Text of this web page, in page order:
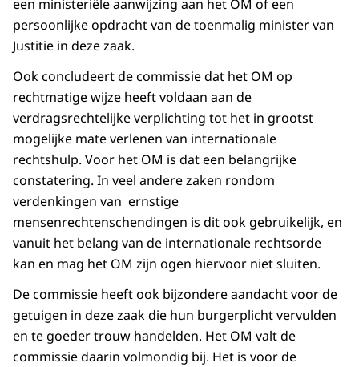
een ministeriële aanwijzing aan het OM of een
persoonlijke opdracht van de toenmalig minister van
Justitie in deze zaak.
Ook concludeert de commissie dat het OM op
rechtmatige wijze heeft voldaan aan de
verdragsrechtelijke verplichting tot het in grootst
mogelijke mate verlenen van internationale
rechtshulp. Voor het OM is dat een belangrijke
constatering. In veel andere zaken rondom
verdenkingen van ernstige
mensenrechtenschendingen is dit ook gebruikelijk, en
vanuit het belang van de internationale rechtsorde
kan en mag het OM zijn ogen hiervoor niet sluiten.
De commissie heeft ook bijzondere aandacht voor de
getuigen in deze zaak die hun burgerplicht vervulden
en te goeder trouw handelden. Het OM valt de
commissie daarin volmondig bij. Het is voor de